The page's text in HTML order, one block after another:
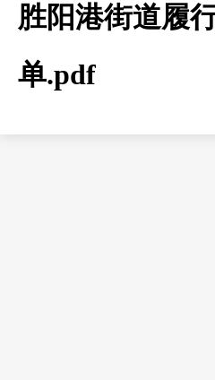
胜阳港街道履
单.pdf